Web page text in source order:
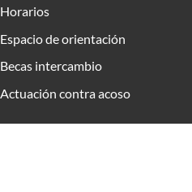
Horarios
Espacio de orientación
Becas intercambio
Actuación contra acoso